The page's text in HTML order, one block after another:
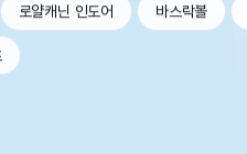
로얄캐닌 인도어 바스락볼